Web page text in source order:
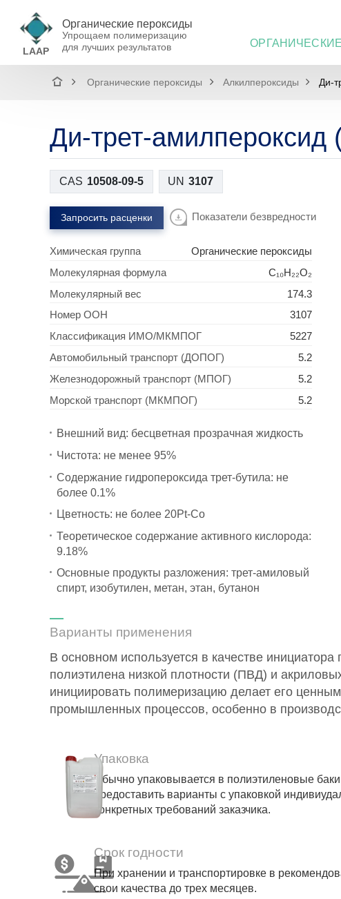
LAAP
Органические пероксиды
Упрощаем полимеризацию
для лучших результатов
Органические пероксиды Алкилпероксиды Ди-
Ди-трет-амилпероксид
CAS 10508-09-5 UN 3107
Запросить расценки Показатели безвредности
Химическая группа
Органические пероксиды
Молекулярная формула
C₁₀H₂₂O₂
Молекулярный вес
174.3
Номер ООН
3107
Классификация ИМО/МКМПОГ
5227
Автомобильный транспорт (ДОПОГ)
5.2
Железнодорожный транспорт (МПОГ)
5.2
Морской транспорт (МКМПОГ)
5.2
Внешний вид: бесцветная прозрачная жидкость
Чистота: не менее 95%
Содержание гидропероксида трет-бутила: не
более 0.1%
Цветность: не более 20Pt-Co
Теоретическое содержание активного кислорода:
9.18%
Основные продукты разложения: трет-амиловый
спирт, изобутилен, метан, этан, бутанон
Варианты применения
В основном используется в качестве
полиэтилена низкой плотности (ПВД) и
инициировать полимеризацию делает его
промышленных процессов, особенно в
Упаковка
Обычно упаковывается в полиэтиленовые
предоставить варианты с упаковкой
конкретных требований заказчика.
Срок годности
При хранении и транспортировке в
свои качества до трех месяцев.